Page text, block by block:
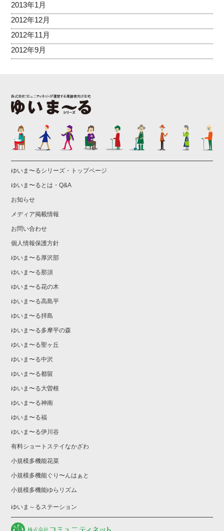
2013年1月
2012年12月
2012年11月
2012年9月
ゆいま〜るシリーズ・トップページ
ゆいま〜るとは・Q&A
お知らせ
メディア掲載情報
お問い合わせ
個人情報保護方針
ゆいま〜る厚沢部
ゆいま〜る那須
ゆいま〜る花の木
ゆいま〜る高島平
ゆいま〜る拝島
ゆいま〜る多摩平の森
ゆいま〜る聖ヶ丘
ゆいま〜る中沢
ゆいま〜る都留
ゆいま〜る大曽根
ゆいま〜る神南
ゆいま〜る福
ゆいま〜る伊川谷
有料ショートステイなかざわ
小規模多機能花菜
小規模多機能ぐり〜んはぁと
小規模多機能ゆらリズム
ゆいま～るステーション